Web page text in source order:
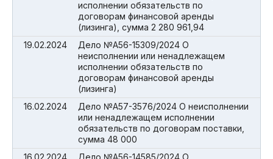
исполнении обязательств по
договорам финансовой аренды
(лизинга), сумма 2 280 961,94
19.02.2024
Дело №А56-15309/2024 О
неисполнении или ненадлежащем
исполнении обязательств по
договорам финансовой аренды
(лизинга)
16.02.2024
Дело №А57-3576/2024 О неисполнении
или ненадлежащем исполнении
обязательств по договорам поставки,
сумма 48 000
16.02.2024
Дело №А56-14585/2024 О